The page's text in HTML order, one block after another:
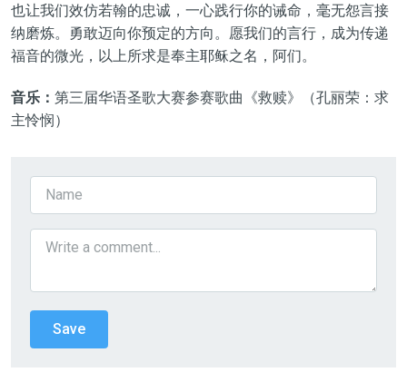
也让我们效仿若翰的忠诚，一心践行你的诫命，毫无怨言接
纳磨炼。勇敢迈向你预定的方向。愿我们的言行，成为传递
福音的微光，以上所求是奉主耶稣之名，阿们。
音乐： 第三届华语圣歌大赛参赛歌曲《救赎》（孔丽荣：求
主怜悯）